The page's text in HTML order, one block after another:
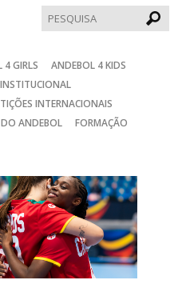
4 GIRLS
ANDEBOL 4 KIDS
INSTITUCIONAL
INTERNACIONAIS
DO ANDEBOL
FORMAÇÃO